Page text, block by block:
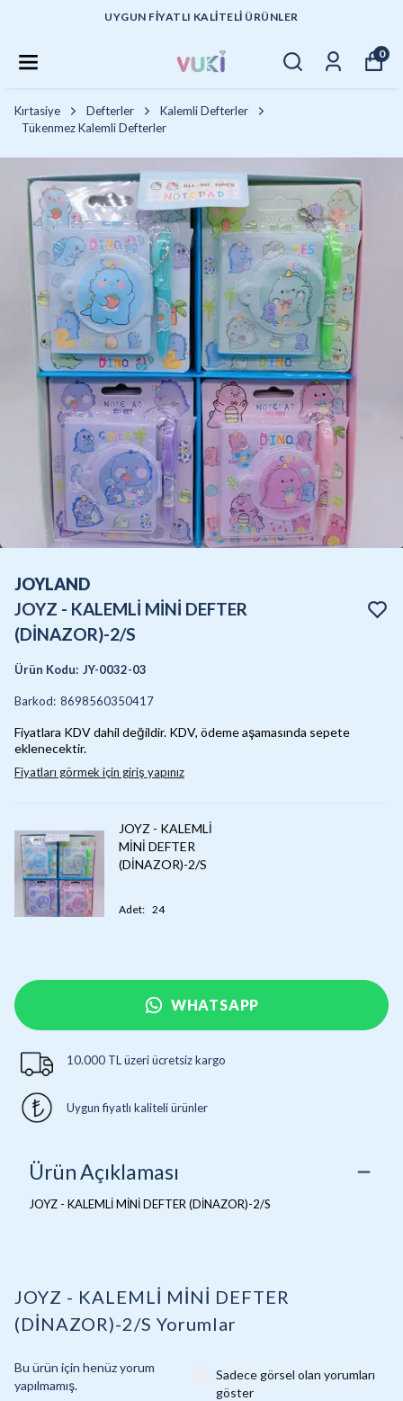
UYGUN FİYATLI KALİTELİ ÜRÜNLER
0
Kırtasiye Defterler
Kalemli Defterler
Tükenmez Kalemli Defterler
JOYLAND
JOYZ - KALEMLİ MİNİ DEFTER
(DİNAZOR)-2/S
Ürün Kodu: JY-0032-03
Barkod: 8698560350417
Fiyatlara KDV dahil değildir. KDV, ödeme aşamasında sepete
eklenecektir.
Fiyatları görmek için giriş yapınız
JOYZ - KALEMLİ
MİNİ DEFTER
(DİNAZOR)-2/S
Adet: 24
WHATSAPP
10.000 TL üzeri ücretsiz kargo
Uygun fiyatlı kaliteli ürünler
Ürün Açıklaması
JOYZ - KALEMLİ MİNİ DEFTER (DİNAZOR)-2/S
JOYZ - KALEMLİ MİNİ DEFTER
(DİNAZOR)-2/S Yorumlar
Bu ürün için henüz yorum
yapılmamış.
Sadece görsel olan yorumları
göster